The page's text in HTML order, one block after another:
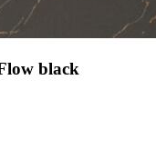
black